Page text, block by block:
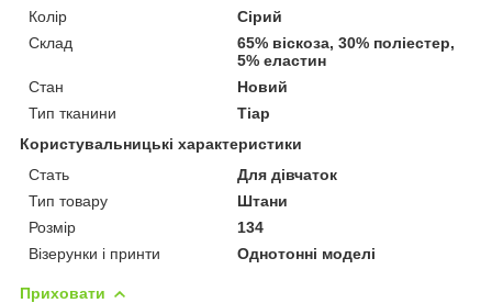
Колір
Сірий
Склад
65% віскоза, 30% поліестер,
5% еластин
Стан
Новий
Тип тканини
Тіар
Користувальницькі характеристики
Стать
Для дівчаток
Тип товару
Штани
Розмір
134
Візерунки і принти
Однотонні моделі
Приховати